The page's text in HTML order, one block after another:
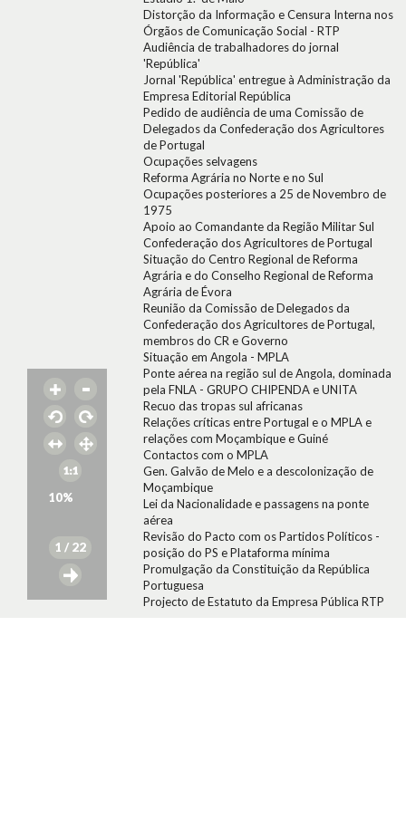
10%
1 / 22
Distorção da Informação e Censura Interna nos
Órgãos de Comunicação Social - RTP
Audiência de trabalhadores do jornal
'República'
Jornal 'República' entregue à Administração da
Empresa Editorial República
Pedido de audiência de uma Comissão de
Delegados da Confederação dos Agricultores
de Portugal
Ocupações selvagens
Reforma Agrária no Norte e no Sul
Ocupações posteriores a 25 de Novembro de
1975
Apoio ao Comandante da Região Militar Sul
Confederação dos Agricultores de Portugal
Situação do Centro Regional de Reforma
Agrária e do Conselho Regional de Reforma
Agrária de Évora
Reunião da Comissão de Delegados da
Confederação dos Agricultores de Portugal,
membros do CR e Governo
Situação em Angola - MPLA
Ponte aérea na região sul de Angola, dominada
pela FNLA - GRUPO CHIPENDA e UNITA
Recuo das tropas sul africanas
Relações críticas entre Portugal e o MPLA e
relações com Moçambique e Guiné
Contactos com o MPLA
Gen. Galvão de Melo e a descolonização de
Moçambique
Lei da Nacionalidade e passagens na ponte
aérea
Revisão do Pacto com os Partidos Políticos -
posição do PS e Plataforma mínima
Promulgação da Constituição da República
Portuguesa
Projecto de Estatuto da Empresa Pública RTP